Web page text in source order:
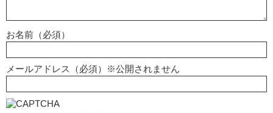
お名前（必須）
メールアドレス（必須）※公開されません